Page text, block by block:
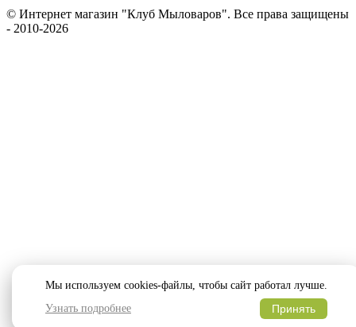
© Интернет магазин "Клуб Мыловаров". Все права защищены
- 2010-2026
Мы используем cookies-файлы, чтобы сайт работал лучше.
Узнать подробнее
Принять